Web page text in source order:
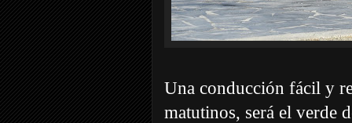
Una conducción fácil y
matutinos, será el verde